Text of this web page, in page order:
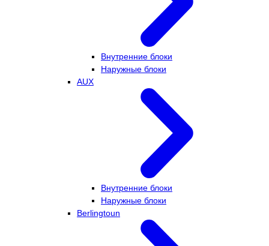
Внутренние блоки
Наружные блоки
AUX
Внутренние блоки
Наружные блоки
Berlingtoun